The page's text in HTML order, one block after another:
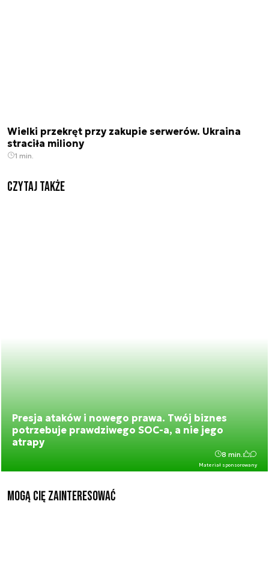
Wielki przekręt przy zakupie serwerów. Ukraina
straciła miliony
1 min.
Czytaj także
Presja ataków i nowego prawa. Twój biznes
potrzebuje prawdziwego SOC-a, a nie jego
atrapy
Materiał sponsorowany
8 min.
Mogą Cię zainteresować